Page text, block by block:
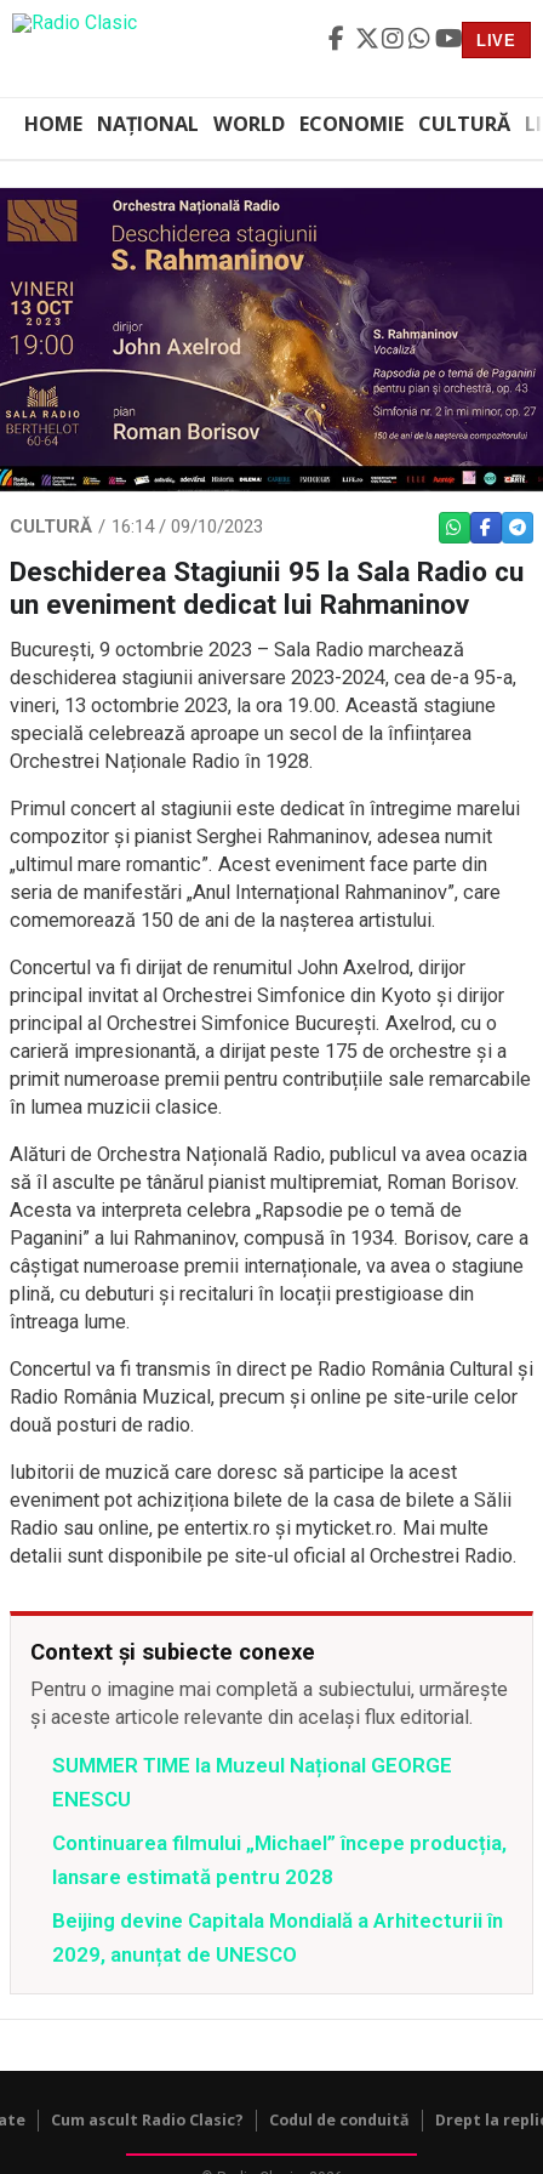
LIVE
HOME NAȚIONAL WORLD ECONOMIE CULTURĂ
CULTURĂ 16:14 / 09/10/2023 WHATSAPP
Deschiderea Stagiunii 95 la Sala Radio cu
un eveniment dedicat lui Rahmaninov
București, 9 octombrie 2023 – Sala Radio marchează
deschiderea stagiunii aniversare 2023-2024, cea de-a 95-a,
vineri, 13 octombrie 2023, la ora 19.00. Această stagiune
specială celebrează aproape un secol de la înființarea
Orchestrei Naționale Radio în 1928.
Primul concert al stagiunii este dedicat în întregime marelui
compozitor și pianist Serghei Rahmaninov, adesea numit
„ultimul mare romantic”. Acest eveniment face parte din
seria de manifestări „Anul Internațional Rahmaninov”, care
comemorează 150 de ani de la nașterea artistului.
Concertul va fi dirijat de renumitul John Axelrod, dirijor
principal invitat al Orchestrei Simfonice din Kyoto și dirijor
principal al Orchestrei Simfonice București. Axelrod, cu o
carieră impresionantă, a dirijat peste 175 de orchestre și a
primit numeroase premii pentru contribuțiile sale remarcabile
în lumea muzicii clasice.
Alături de Orchestra Națională Radio, publicul va avea ocazia
să îl asculte pe tânărul pianist multipremiat, Roman Borisov.
Acesta va interpreta celebra „Rapsodie pe o temă de
Paganini” a lui Rahmaninov, compusă în 1934. Borisov, care a
câștigat numeroase premii internaționale, va avea o stagiune
plină, cu debuturi și recitaluri în locații prestigioase din
întreaga lume.
Concertul va fi transmis în direct pe Radio România Cultural și
Radio România Muzical, precum și online pe site-urile celor
două posturi de radio.
Iubitorii de muzică care doresc să participe la acest
eveniment pot achiziționa bilete de la casa de bilete a Sălii
Radio sau online, pe entertix.ro și myticket.ro. Mai multe
detalii sunt disponibile pe site-ul oficial al Orchestrei Radio.
Context și subiecte conexe
Pentru o imagine mai completă a subiectului, urmărește
și aceste articole relevante din același flux editorial.
SUMMER TIME la Muzeul Național GEORGE
ENESCU
Continuarea filmului „Michael” începe producția,
lansare estimată pentru 2028
Beijing devine Capitala Mondială a Arhitecturii în
2029, anunțat de UNESCO
Cum ascult Radio Clasic? Codul de conduită Drept la